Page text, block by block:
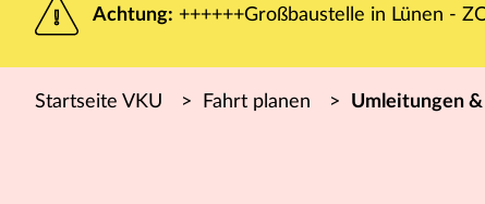
Achtung: ++++++Großbaustelle in Lünen -
Startseite VKU > Fahrt planen > Umleitungen